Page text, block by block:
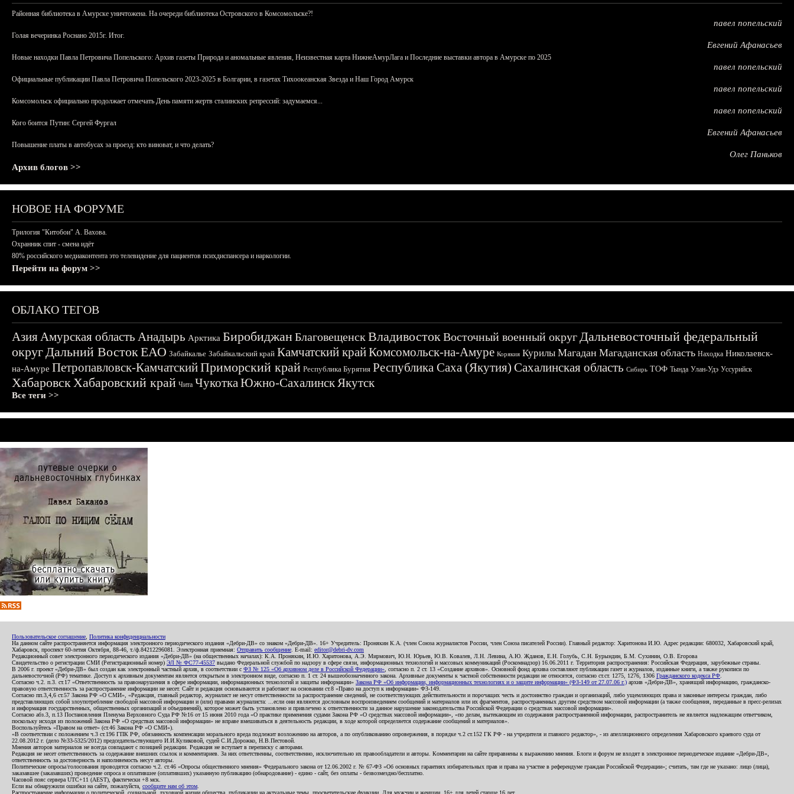
Районная библиотека в Амурске уничтожена. На очереди библиотека Островского в Комсомольске?!
павел попельский
Голая вечеринка Роснано 2015г. Итог.
Евгений Афанасьев
Новые находки Павла Петровича Попельского: Архив газеты Природа и аномальные явления, Неизвестная карта НижнеАмурЛага и Последние выставки автора в Амурске по 2025
павел попельский
Официальные публикации Павла Петровича Попельского 2023-2025 в Болгарии, в газетах Тихоокеанская Звезда и Наш Город Амурск
павел попельский
Комсомольск официально продолжает отмечать День памяти жертв сталинских репрессий: задумаемся...
павел попельский
Кого боится Путин: Сергей Фургал
Евгений Афанасьев
Повышение платы в автобусах за проезд: кто виноват, и что делать?
Олег Паньков
Архив блогов >>
НОВОЕ НА ФОРУМЕ
Трилогия "Китобои" А. Вахова.
Охранник спит - смена идёт
80% российского медиаконтента это телевидение для пациентов психдиспансера и наркологии.
Перейти на форум >>
ОБЛАКО ТЕГОВ
АзияАмурская область Анадырь Арктика БиробиджанБлаговещенскВладивостокВосточный военный округДальневосточный федеральный
округДальний ВостокЕАО Забайкалье Забайкальский край Камчатский крайКомсомольск-на-Амуре Корякия Курилы Магадан Магаданская область Находка Николаевск-
на-Амуре Петропавловск-КамчатскийПриморский край Республика Бурятия Республика Саха (Якутия) Сахалинская область Сибирь ТОФ Тында Улан-Удэ Уссурийск
ХабаровскХабаровский край Чита ЧукоткаЮжно-СахалинскЯкутск
Все теги >>
Пользовательское соглашение Политика конфиденциальности
На данном сайте распространяется информация электронного периодического издания «Дебри-ДВ» со знаком «Дебри-ДВ». 16+ Учредитель: Пронякин К.А. (член Союза журналистов России, член Союза писателей России). Главный редактор: Харитонова И.Ю. Адрес редакции: 680032, Хабаровский край,
Хабаровск, проспект 60-летия Октября, 88-46, т./ф.84212296081. Электронная приемная: Отправить сообщение . E-mail: editor@debri-dv.com
Редакционный совет электронного периодического издания «Дебри-ДВ» (на общественных началах): К.А. Пронякин, И.Ю. Харитонова, А.Э. Мирмович, Ю.Н. Юрьев, Ю.В. Ковалев, Л.Н. Левина, А.Ю. Жданов, Е.Н. Голубь, С.Н. Бурындин, Б.М. Сухинин, О.В. Егорова
Свидетельство о регистрации СМИ (Регистрационный номер) ЭЛ № ФС77-45537 выдано Федеральной службой по надзору в сфере связи, информационных технологий и массовых коммуникаций (Роскомнадзор) 16.06.2011 г. Территория распространения: Российская Федерация, зарубежные страны.
В 2006 г. проект «Дебри-ДВ» был создан как электронный частный архив, в соответствии с ФЗ № 125 «Об архивном деле в Российской Федерации» , согласно п. 2 ст. 13 «Создание архивов». Основной фонд архива составляют публикации газет и журналов, изданные книги, а также рукописи по
дальневосточной (РФ) тематике. Доступ к архивным документам является открытым в электронном виде, согласно п. 1 ст. 24 вышеобозначенного закона. Архивные документы к частной собственности редакции не относятся, согласно ст.ст. 1275, 1276, 1306 Гражданского кодекса РФ
Согласно ч.2. п.3. ст.17 «Ответственность за правонарушения в сфере информации, информационных технологий и защиты информации» Закона РФ «Об информации, информационных технологиях и о защите информации» (ФЗ-149 от 27.07.06 г.) архив «Дебри-ДВ», хранящий информацию, гражданско-
правовую ответственность за распространение информации не несет. Сайт и редакция основываются и работают на основании ст.8 «Право на доступ к информации» ФЗ-149.
Согласно пп.3,4,6 ст.57 Закона РФ «О СМИ», «Редакция, главный редактор, журналист не несут ответственности за распространение сведений, не соответствующих действительности и порочащих честь и достоинство граждан и организаций, либо ущемляющих права и законные интересы граждан, либо
представляющих собой злоупотребление свободой массовой информации и (или) правами журналиста: ...если они являются дословным воспроизведением сообщений и материалов или их фрагментов, распространенных другим средством массовой информации (а также сообщения, переданные в пресс-релизах
и информация государственных, общественных организаций и объединений), которое может быть установлено и привлечено к ответственности за данное нарушение законодательства Российской Федерации о средствах массовой информации».
Согласно абз.3, п.13 Постановления Пленума Верховного Суда РФ №16 от 15 июня 2010 года «О практике применения судами Закона РФ «О средствах массовой информации», «по делам, вытекающим из содержания распространенной информации, распространитель не является надлежащим ответчиком,
поскольку исходя из положений Закона РФ «О средствах массовой информации» не вправе вмешиваться в деятельность редакции, в ходе которой определяется содержание сообщений и материалов».
Воспользуйтесь «Правом на ответ» (ст.46 Закона РФ «О СМИ»).
«В соответствии с положением ч.3 ст.196 ГПК РФ, обязанность компенсации морального вреда подлежит возложению на авторов, а по опубликованию опровержения, в порядке ч.2 ст.152 ГК РФ - на учредителя и главного редактор», - из апелляционного определения Хабаровского краевого суда от
22.08.2012 г. (дело №33-5325/2012) председательствующего И.И.Куликовой, судей С.И.Дорожко, Н.В.Пестовой.
Мнения авторов материалов не всегда совпадают с позицией редакции. Редакция не вступает в переписку с авторами.
Редакция не несет ответственность за содержание внешних ссылок и комментариев. За них ответственны, соответственно, исключительно их правообладатели и авторы. Комментарии на сайте приравнены к выражению мнения. Блоги и форум не входят в электронное периодическое издание «Дебри-ДВ»,
ответственность за достоверность и наполняемость несут авторы.
Политические опросы/голосования проводятся согласно ч.2. ст.46 «Опросы общественного мнения» Федерального закона от 12.06.2002 г. № 67-ФЗ «Об основных гарантиях избирательных прав и права на участие в референдуме граждан Российской Федерации»; считать, там где не указано: лицо (лица),
заказавшее (заказавших) проведение опроса и оплатившее (оплативших) указанную публикацию (обнародование) - едино - сайт, без оплаты - безвозмездно/бесплатно.
Часовой пояс сервера UTC+11 (AEST), фактически +8 мск.
Если вы обнаружили ошибки на сайте, пожалуйста, сообщите нам об этом
Распространение информации о политической, социальной, духовной жизни общества, публикации на актуальные темы, просветительские функции. Для мужчин и женщин. 16+ для детей старше 16 лет.